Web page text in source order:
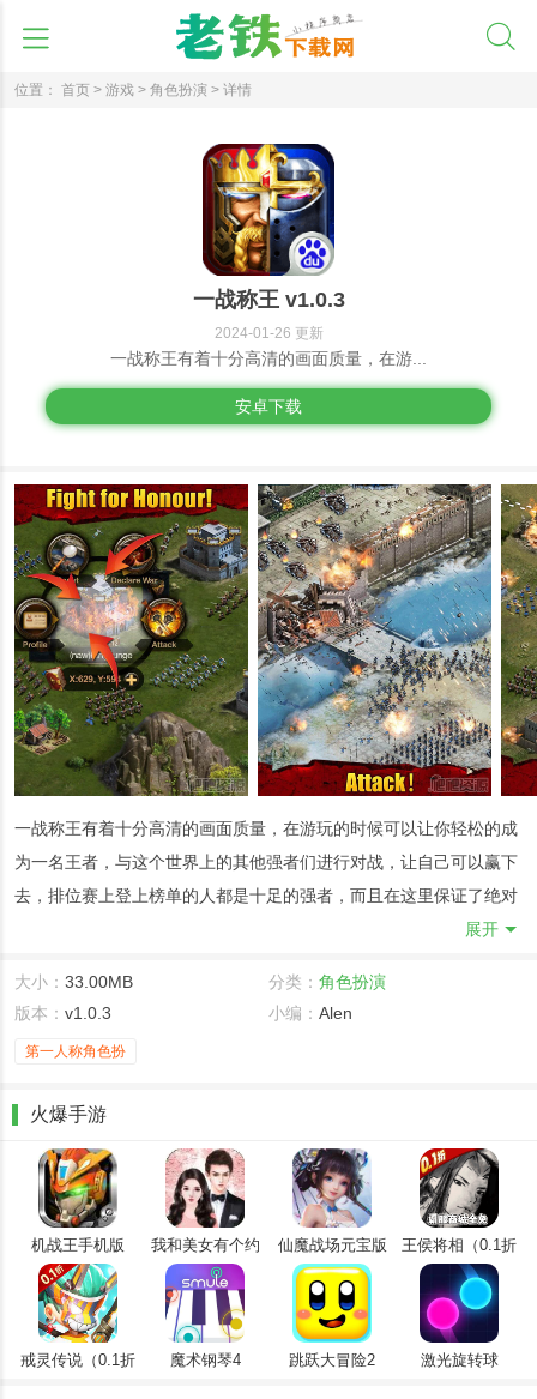
位置： 首页 > 游戏 > 角色扮演 > 详情
一战称王 v1.0.3
2024-01-26 更新
一战称王有着十分高清的画面质量，在游...
安卓下载
一战称王有着十分高清的画面质量，在游玩的时候可以让你轻松的成
为一名王者，与这个世界上的其他强者们进行对战，让自己可以赢下
去，排位赛上登上榜单的人都是十足的强者，而且在这里保证了绝对
的平衡性，让玩家们在游玩的时候感受到比较爽快的战斗模式!
游戏攻略
全新即时战斗的玩法设计，让你不用排队，直接展开与boss的对决，
率先获取升级成长机会。
天，霸服三年。
一战称王经典的传奇情怀再续，万人同屏竞技，升级快，无限元宝福
利，平民也可以玩，打怪爆元宝爆装备。
游戏特色
1、一战称王非常的好玩，体验感很好，让玩家可以随时体验游戏世
界的美丽
2、神兽出击 真实社交高战猛兽坐骑相随，魂环巨锤趁手，厚血耀眼
盔甲护身，炫金神翼飞升，百变神装随你挑选！多样社交，真实组队
展开
大小： 33.00MB 分类： 角色扮演
版本： v1.0.3 小编： Alen
第一人称角色扮
火爆手游
机战王手机版
我和美女有个约
会
仙魔战场元宝版
王侯将相（0.1折
全密卷无限
648）
戒灵传说（0.1折
魔术钢琴4 跳跃大冒险2 激光旋转球